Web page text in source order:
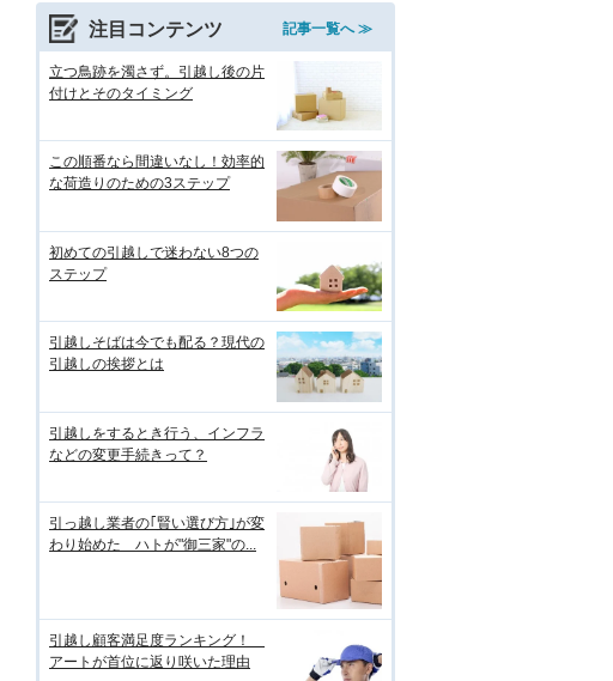
注目コンテンツ 記事一覧へ ≫
立つ鳥跡を濁さず。引越し後の片
付けとそのタイミング
この順番なら間違いなし！効率的
な荷造りのための3ステップ
初めての引越しで迷わない8つの
ステップ
引越しそばは今でも配る？現代の
引越しの挨拶とは
引越しをするとき行う、インフラ
などの変更手続きって？
引っ越し業者の｢賢い選び方｣が変
わり始めた ハトが"御三家"の...
引越し顧客満足度ランキング！
アートが首位に返り咲いた理由